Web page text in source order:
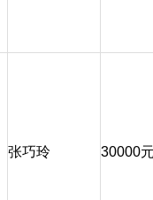
张巧玲 30000